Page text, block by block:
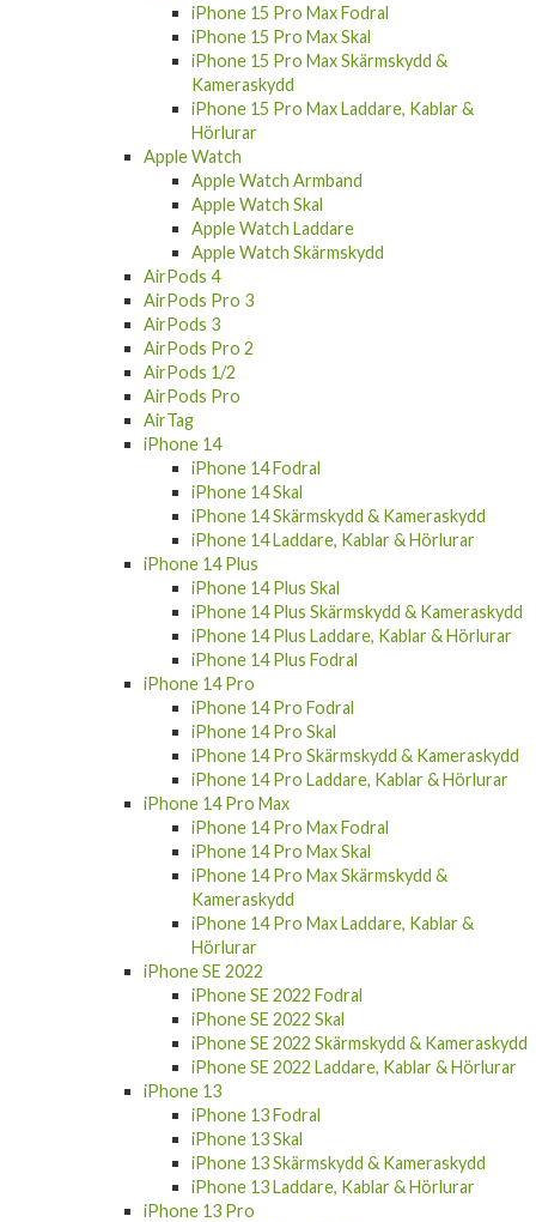
iPhone 15 Pro Max Fodral
iPhone 15 Pro Max Skal
iPhone 15 Pro Max Skärmskydd &
Kameraskydd
iPhone 15 Pro Max Laddare, Kablar &
Hörlurar
Apple Watch
Apple Watch Armband
Apple Watch Skal
Apple Watch Laddare
Apple Watch Skärmskydd
AirPods 4
AirPods Pro 3
AirPods 3
AirPods Pro 2
AirPods 1/2
AirPods Pro
AirTag
iPhone 14
iPhone 14 Fodral
iPhone 14 Skal
iPhone 14 Skärmskydd & Kameraskydd
iPhone 14 Laddare, Kablar & Hörlurar
iPhone 14 Plus
iPhone 14 Plus Skal
iPhone 14 Plus Skärmskydd & Kameraskydd
iPhone 14 Plus Laddare, Kablar & Hörlurar
iPhone 14 Plus Fodral
iPhone 14 Pro
iPhone 14 Pro Fodral
iPhone 14 Pro Skal
iPhone 14 Pro Skärmskydd & Kameraskydd
iPhone 14 Pro Laddare, Kablar & Hörlurar
iPhone 14 Pro Max
iPhone 14 Pro Max Fodral
iPhone 14 Pro Max Skal
iPhone 14 Pro Max Skärmskydd &
Kameraskydd
iPhone 14 Pro Max Laddare, Kablar &
Hörlurar
iPhone SE 2022
iPhone SE 2022 Fodral
iPhone SE 2022 Skal
iPhone SE 2022 Skärmskydd & Kameraskydd
iPhone SE 2022 Laddare, Kablar & Hörlurar
iPhone 13
iPhone 13 Fodral
iPhone 13 Skal
iPhone 13 Skärmskydd & Kameraskydd
iPhone 13 Laddare, Kablar & Hörlurar
iPhone 13 Pro